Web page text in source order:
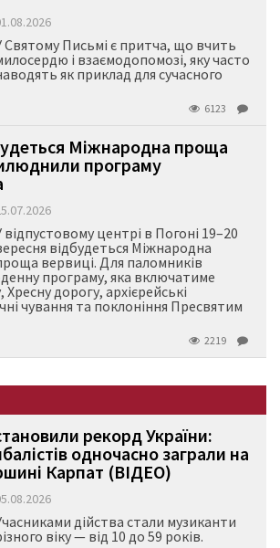
Святому Письмі є притча, що вчить
і взаємодопомозі, яку часто
як приклад для сучасного
6123
Міжнародна проща
програму
відпустовому центрі в Погоні 19–20
відбудеться Міжнародна
вервиці. Для паломників
програму, яка включатиме
дорогу, архієрейські
чування та поклоніння Пресвятим
2219
рекорд України:
одночасно заграли на
Карпат (ВІДЕО)
дійства стали музиканти
віку — від 10 до 59 років.